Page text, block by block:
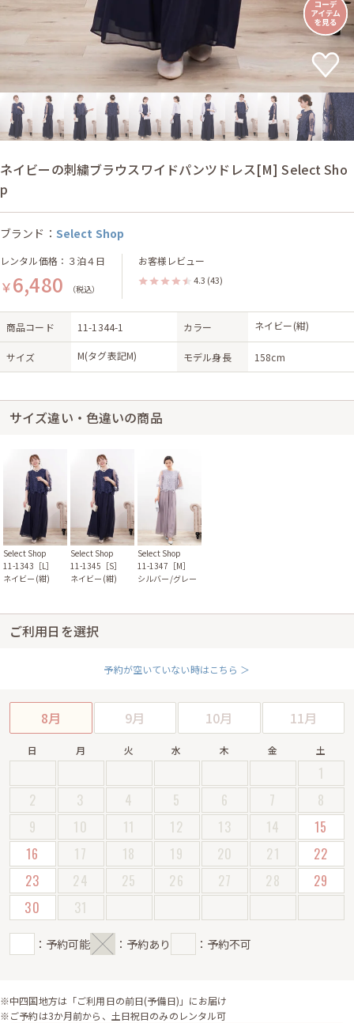
ネイビーの刺繍ブラウスワイドパンツドレス[M] Select Sho
p
ブランド： Select Shop
レンタル価格：３泊４日
￥6,480 （税込）
お客様レビュー
4.3 (43)
商品コード 11-1344-1 カラー ネイビー(紺)
サイズ M(タグ表記M) モデル身長 158cm
サイズ違い・色違いの商品
Select Shop
11-1343［L］
ネイビー(紺)
Select Shop
11-1345［S］
ネイビー(紺)
Select Shop
11-1347［M］
シルバー/グレー
ご利用日を選択
予約が空いていない時はこちら ＞
8月 9月 10月 11月
日 月 火 水 木 金 土
1
2
3 4 5 6 7
8
9
10 11 12 13 14
15
16
17 18 19 20 21
22
23
24 25 26 27 28
29
30
31
：予約可能 ：予約あり ：予約不可
※中四国地方は「ご利用日の前日(予備日)」にお届け
※ご予約は3か月前から、土日祝日のみのレンタル可